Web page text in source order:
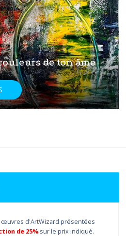
de ton âme
œuvres d'ArtWizard présentées
de 25% sur le prix indiqué.